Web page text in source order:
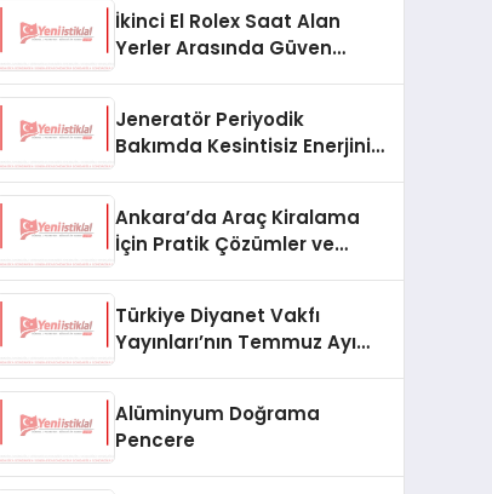
İkinci El Rolex Saat Alan
Yerler Arasında Güven
Jeneratör Periyodik
Bakımda Kesintisiz Enerjinin
Ankara’da Araç Kiralama
İçin Pratik Çözümler ve
Türkiye Diyanet Vakfı
Yayınları’nın Temmuz Ayı
Alüminyum Doğrama
Pencere